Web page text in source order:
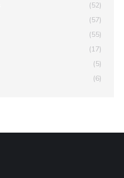
(52)
(57)
(55)
(17)
(5)
(6)